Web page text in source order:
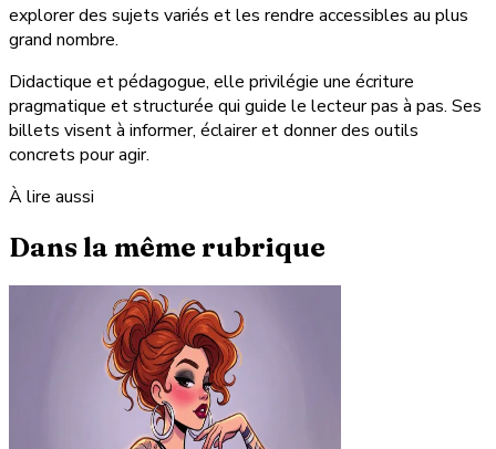
explorer des sujets variés et les rendre accessibles au plus
grand nombre.
Didactique et pédagogue, elle privilégie une écriture
pragmatique et structurée qui guide le lecteur pas à pas. Ses
billets visent à informer, éclairer et donner des outils
concrets pour agir.
À lire aussi
Dans la même rubrique